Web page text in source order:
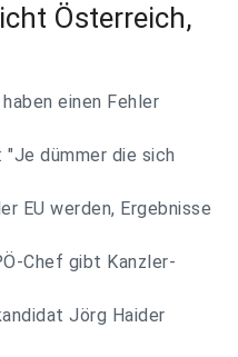
Österreich,
einen Fehler
"Je dümmer die sich
EU werden, Ergebnisse
Chef gibt Kanzler-
Jörg Haider